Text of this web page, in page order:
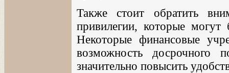
Также стоит обратить
привилегии, которые
Некоторые финансовые
возможность досрочного
значительно повысить